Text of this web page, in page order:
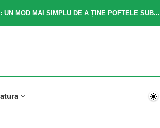
UN MOD MAI SIMPLU DE A ȚINE POFTELE SUB...